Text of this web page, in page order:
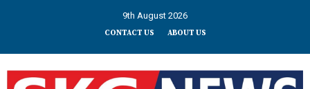
9th August 2026
CONTACT US ABOUT US